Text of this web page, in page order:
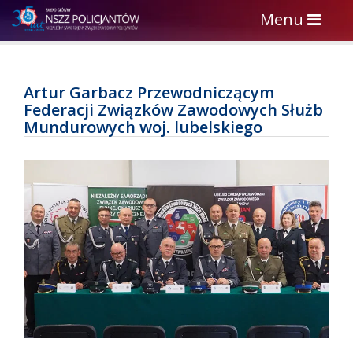
Toggle
navigation
Menu
Artur Garbacz Przewodniczącym
Federacji Związków Zawodowych Służb
Mundurowych woj. lubelskiego